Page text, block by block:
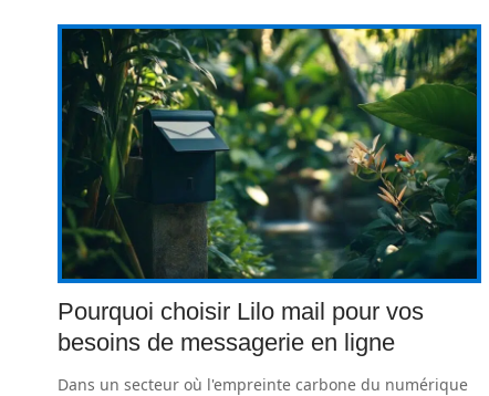
Pourquoi choisir Lilo mail pour vos
besoins de messagerie en ligne
Dans un secteur où l'empreinte carbone du numérique